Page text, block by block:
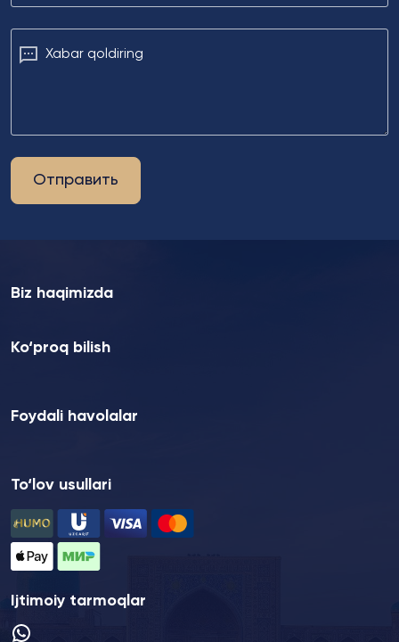
Xabar qoldiring
Отправить
Biz haqimizda
Ko‘proq bilish
Foydali havolalar
To‘lov usullari
Ijtimoiy tarmoqlar